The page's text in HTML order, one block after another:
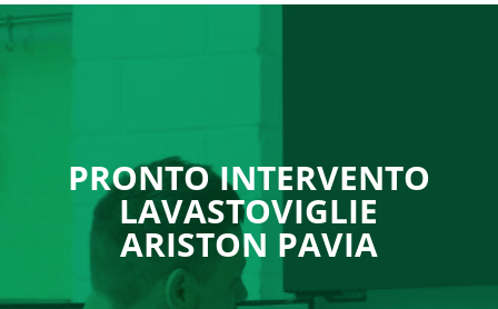
PRONTO INTERVENTO
LAVASTOVIGLIE
ARISTON PAVIA